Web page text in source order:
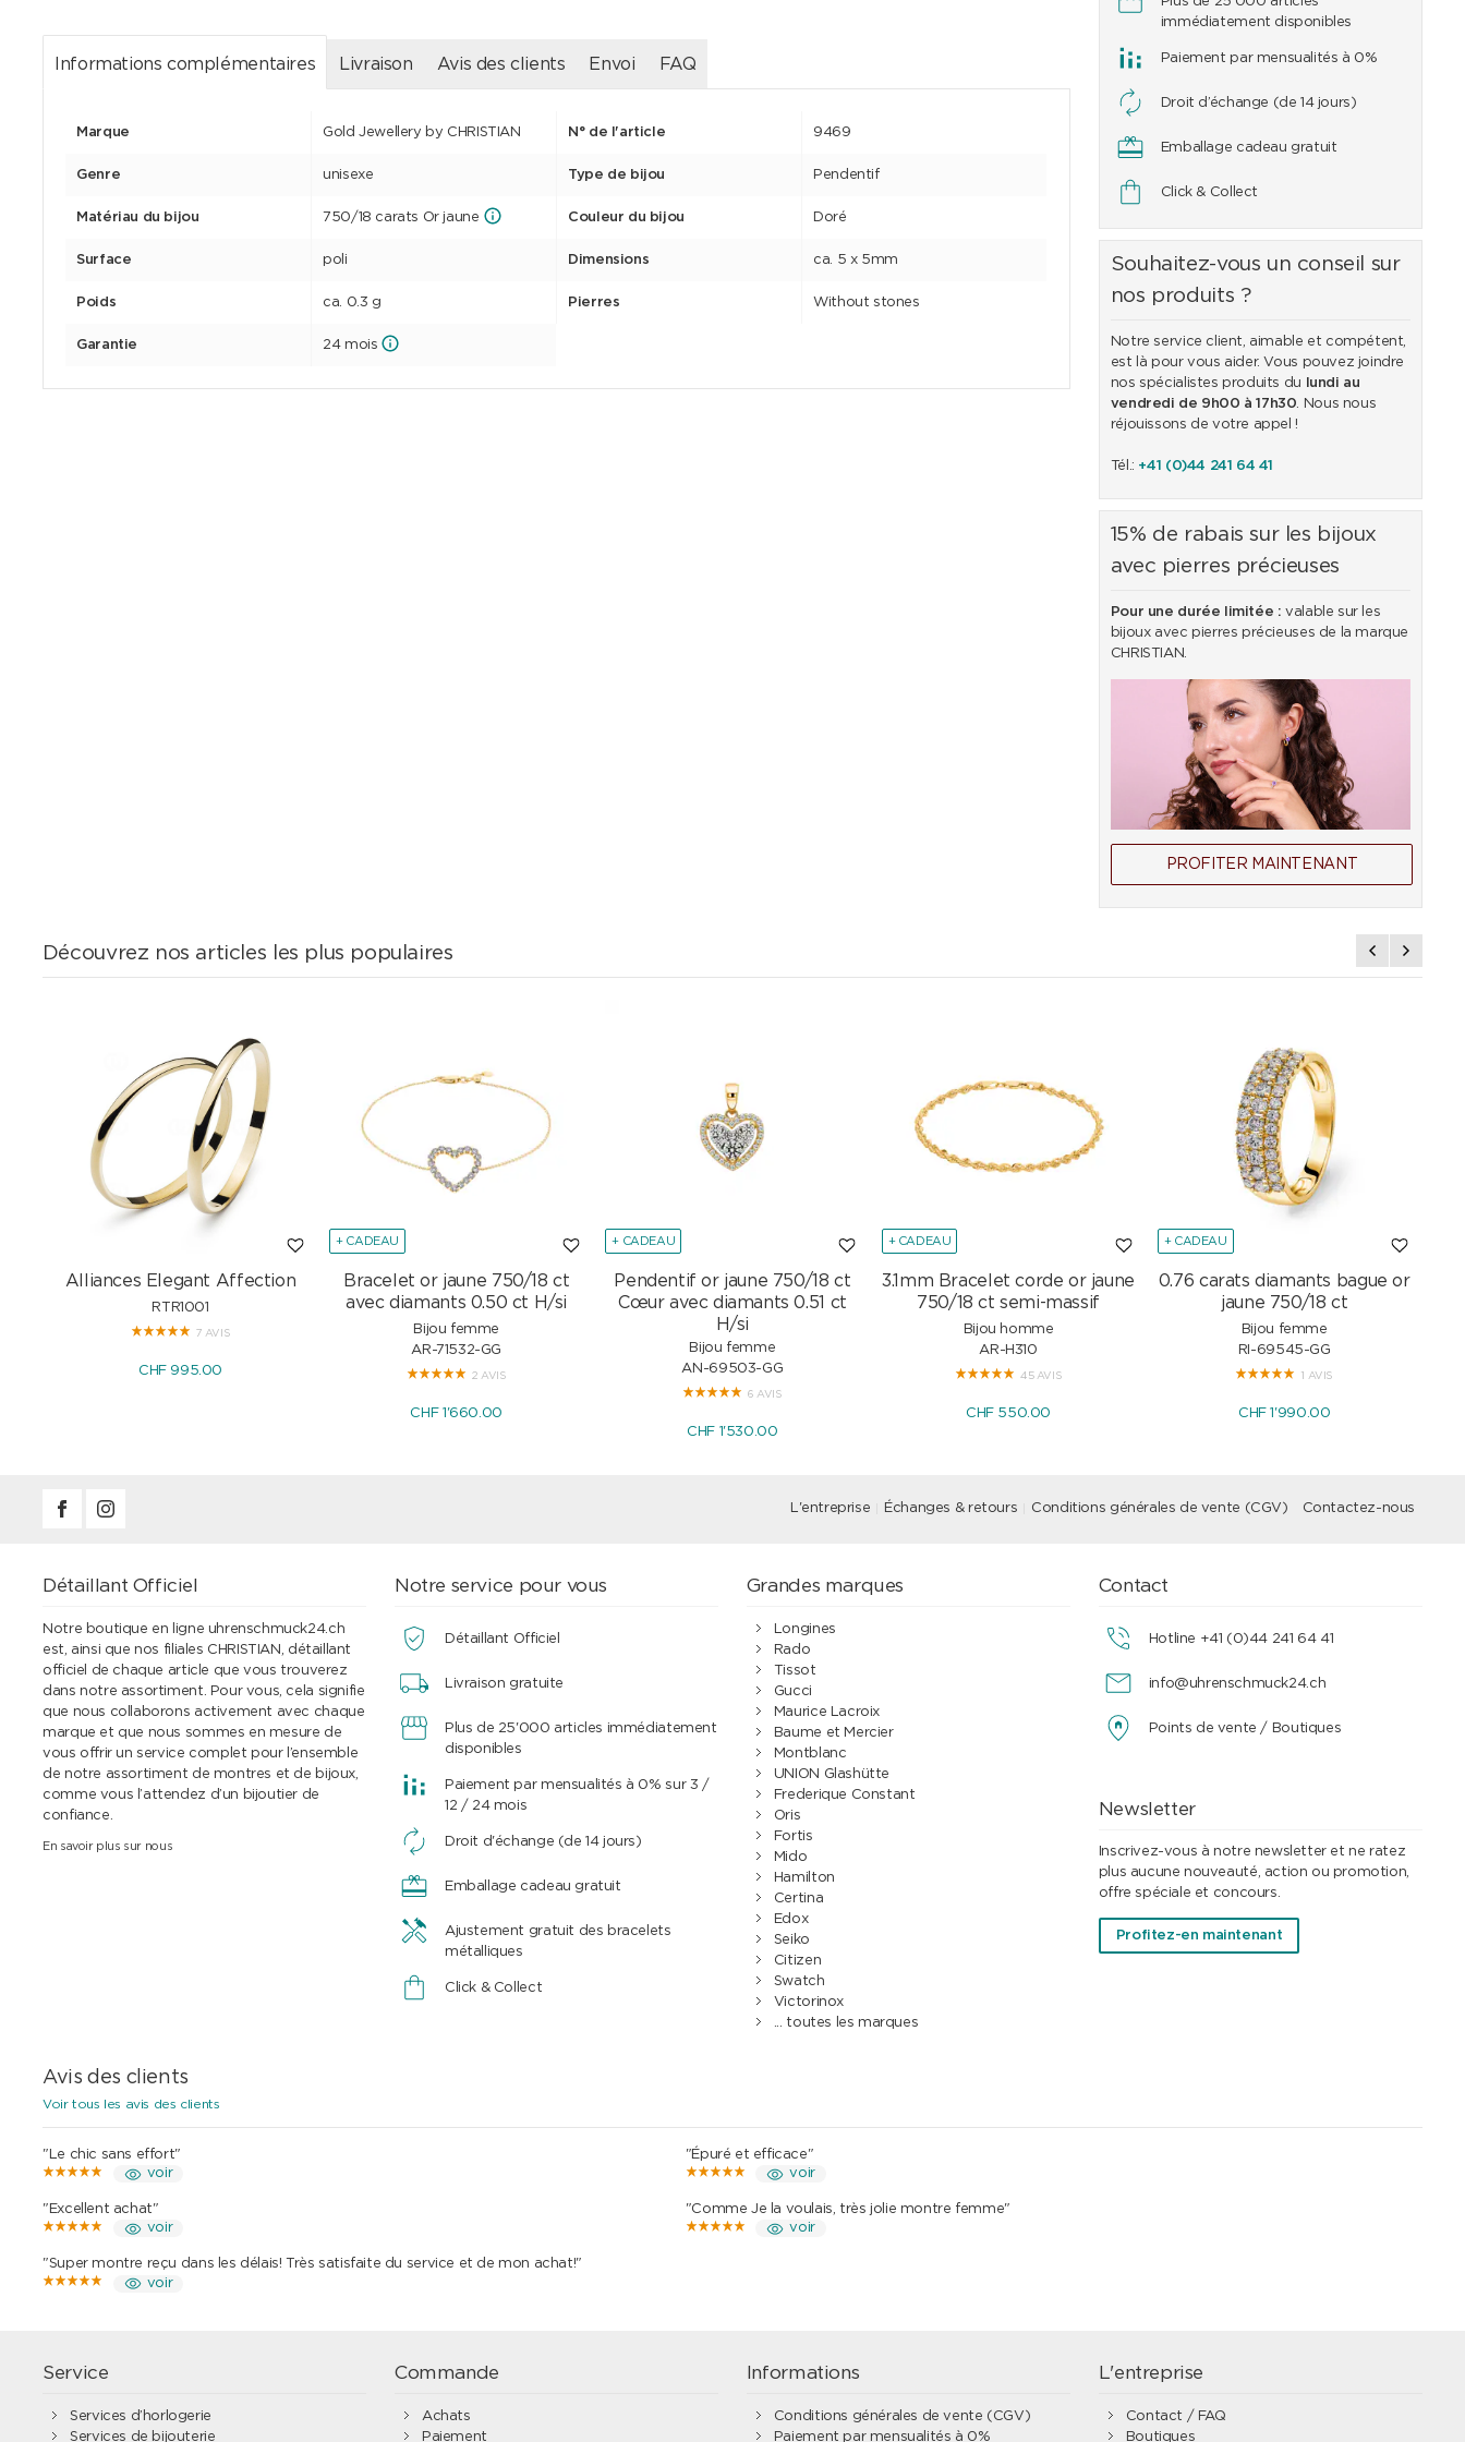
immédiatement disponibles
Paiement par mensualités à 0%
Droit d’échange (de 14 jours)
Emballage cadeau gratuit
Click & Collect
Souhaitez-vous un conseil sur
nos produits ?
Notre service client, aimable et compétent,
est là pour vous aider. Vous pouvez joindre
nos spécialistes produits du
lundi au
vendredi de 9h00 à 17h30. Nous nous
réjouissons de votre appel !
Tél.: +41 (0)44 241 64 41
15% de rabais sur les bijoux
avec pierres précieuses
Pour une durée limitée : valable sur les
bijoux avec pierres précieuses de la marque
CHRISTIAN.
PROFITER MAINTENANT
Informations complémentaires Livraison Avis des clients Envoi FAQ
Marque Gold Jewellery by CHRISTIAN N° de l'article 9469
Genre unisexe Type de bijou Pendentif
Matériau du bijou 750/18 carats Or jaune Couleur du bijou Doré
Surface poli Dimensions ca. 5 x 5mm
Poids ca. 0.3 g Pierres Without stones
Garantie 24 mois
Découvrez nos articles les plus populaires
Alliances Elegant Affection
RTR1001
7 AVIS
CHF 995.00
+ CADEAU
Bracelet or jaune 750/18 ct
avec diamants 0.50 ct H/si
Bijou femme
AR-71532-GG
2 AVIS
CHF 1'660.00
+ CADEAU
Pendentif or jaune 750/18 ct
Cœur avec diamants 0.51 ct
H/si
Bijou femme
AN-69503-GG
6 AVIS
CHF 1'530.00
+ CADEAU
3.1mm Bracelet corde or jaune
750/18 ct semi-massif
Bijou homme
AR-H310
45 AVIS
CHF 550.00
+ CADEAU
0.76 carats diamants bague or
jaune 750/18 ct
Bijou femme
RI-69545-GG
1 AVIS
CHF 1'990.00
L'entreprise Échanges & retours Conditions générales de vente (CGV) Contactez-nous
Détaillant Officiel
Notre boutique en ligne uhrenschmuck24.ch
est, ainsi que nos filiales CHRISTIAN, détaillant
officiel de chaque article que vous trouverez
dans notre assortiment. Pour vous, cela signifie
que nous collaborons activement avec chaque
marque et que nous sommes en mesure de
vous offrir un service complet pour l’ensemble
de notre assortiment de montres et de bijoux,
comme vous l’attendez d’un bijoutier de
confiance.
En savoir plus sur nous
Notre service pour vous
Détaillant Officiel
Livraison gratuite
Plus de 25'000 articles immédiatement
disponibles
Paiement par mensualités à 0% sur 3 /
12 / 24 mois
Droit d'échange (de 14 jours)
Emballage cadeau gratuit
Ajustement gratuit des bracelets
métalliques
Click & Collect
Grandes marques
Longines
Rado
Tissot
Gucci
Maurice Lacroix
Baume et Mercier
Montblanc
UNION Glashütte
Frederique Constant
Oris
Fortis
Mido
Hamilton
Certina
Edox
Seiko
Citizen
Swatch
Victorinox
... toutes les marques
Contact
Hotline +41 (0)44 241 64 41
info@uhrenschmuck24.ch
Points de vente / Boutiques
Newsletter
Inscrivez-vous à notre newsletter et ne ratez
plus aucune nouveauté, action ou promotion,
offre spéciale et concours.
Profitez-en maintenant
Avis des clients
Voir tous les avis des clients
"Le chic sans effort"
voir
"Épuré et efficace"
voir
"Excellent achat"
voir
"Comme Je la voulais, très jolie montre femme"
voir
"Super montre reçu dans les délais! Très satisfaite du service et de mon achat!"
voir
Service
Services d’horlogerie
Services de bijouterie
Commande
Achats
Paiement
Informations
Conditions générales de vente (CGV)
Paiement par mensualités à 0%
L'entreprise
Contact / FAQ
Boutiques